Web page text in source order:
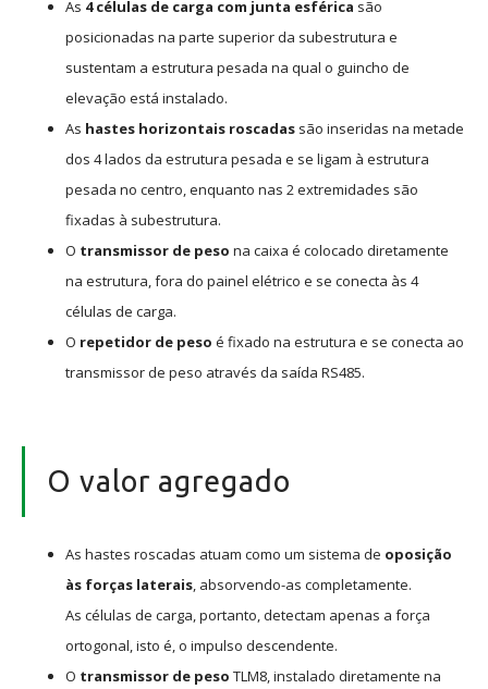
As 4 células de carga com junta esférica são
posicionadas na parte superior da subestrutura e
sustentam a estrutura pesada na qual o guincho de
elevação está instalado.
As hastes horizontais roscadas são inseridas na metade
dos 4 lados da estrutura pesada e se ligam à estrutura
pesada no centro, enquanto nas 2 extremidades são
fixadas à subestrutura.
O transmissor de peso na caixa é colocado diretamente
na estrutura, fora do painel elétrico e se conecta às 4
células de carga.
O repetidor de peso é fixado na estrutura e se conecta ao
transmissor de peso através da saída RS485.
O valor agregado
As hastes roscadas atuam como um sistema de oposição
às forças laterais, absorvendo-as completamente.
As células de carga, portanto, detectam apenas a força
ortogonal, isto é, o impulso descendente.
O transmissor de peso TLM8, instalado diretamente na